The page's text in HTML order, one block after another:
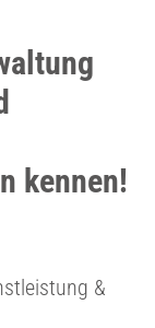
kennen!
&